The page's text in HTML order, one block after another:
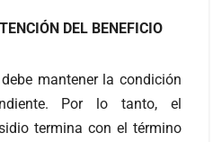
DEL BENEFICIO
mantener la condición
Por lo tanto, el
termina con el término